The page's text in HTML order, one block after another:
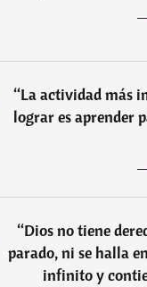
“La actividad más
lograr es aprender
“Dios no tiene
parado, ni se halla
infinito y